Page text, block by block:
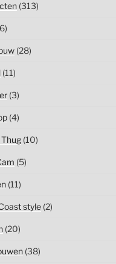
(313)
(28)
(11)
(3)
(4)
(10)
(5)
(11)
style(2)
(20)
(38)